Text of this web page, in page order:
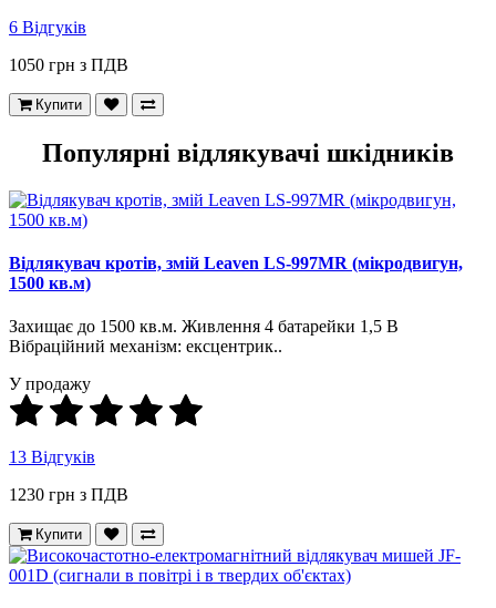
6 Відгуків
1050 грн з ПДВ
Купити
Популярні відлякувачі шкідників
Відлякувач кротів, змій Leaven LS-997MR (мікродвигун,
1500 кв.м)
Захищає до 1500 кв.м. Живлення 4 батарейки 1,5 В
Вібраційний механізм: ексцентрик..
У продажу
13 Відгуків
1230 грн з ПДВ
Купити